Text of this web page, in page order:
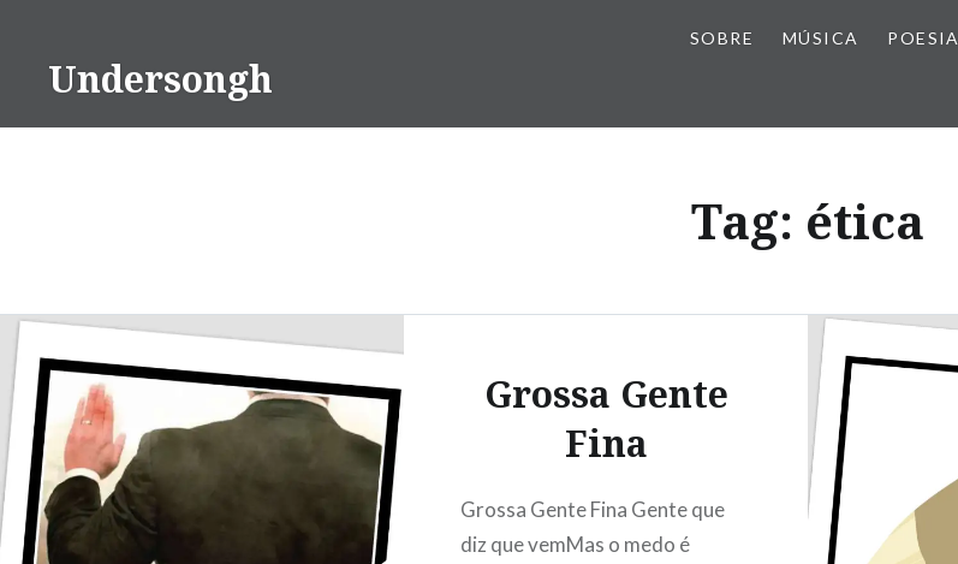
conteúdoUndersongh
SOBRE MÚSICA POESIA
Tag: ética
Grossa Gente
Fina
Grossa Gente Fina Gente que
diz que vemMas o medo é